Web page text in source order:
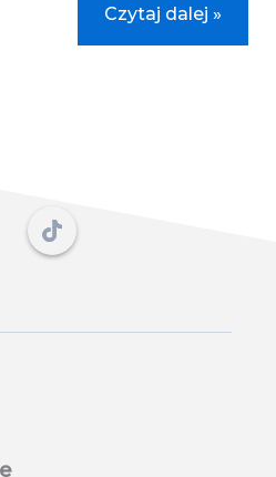
Sezon
wiosenno-
letni:
Czytaj dalej »